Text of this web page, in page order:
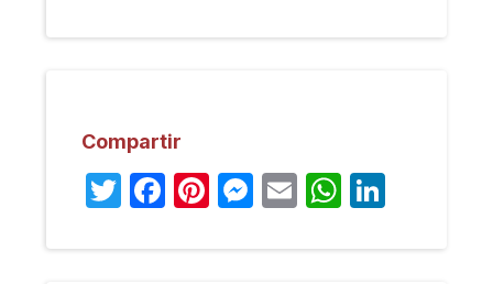
Compartir
Twitter
Facebook
Pinterest
Messenger
Email